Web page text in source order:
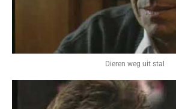
Dieren weg uit stal